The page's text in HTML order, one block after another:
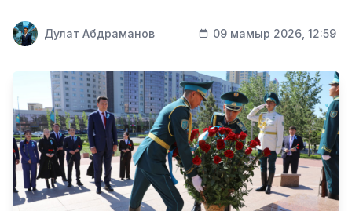
Экономика
Әлемде
Қоғам
Спорт
Ауа райы
Денсаулық
Бизнес
Қылмыс
Дулат Абдраманов 09 мамыр 2026, 12:59